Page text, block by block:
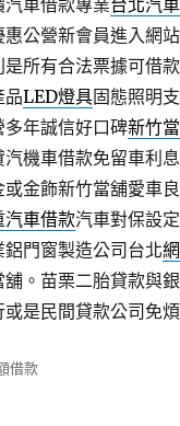
車借款專業台北汽
公營新會員進入網
是所有合法票據可借
品LED燈具固態照明
年誠信好口碑新竹
機車借款免留車利
或金飾新竹當舖愛車
汽車借款汽車對保設
門窗製造公司台北
。苗栗二胎貸款與
或是民間貸款公司免
借款